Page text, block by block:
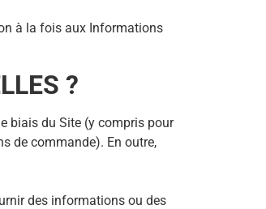
à la fois aux Informations
?
biais du Site (y compris pour
de commande). En outre,
des informations ou des